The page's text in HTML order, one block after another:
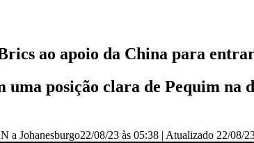
ao apoio da China para
posição clara de Pequim na
a Johanesburgo22/08/23 às 05:38 | Atualizado 22/08/